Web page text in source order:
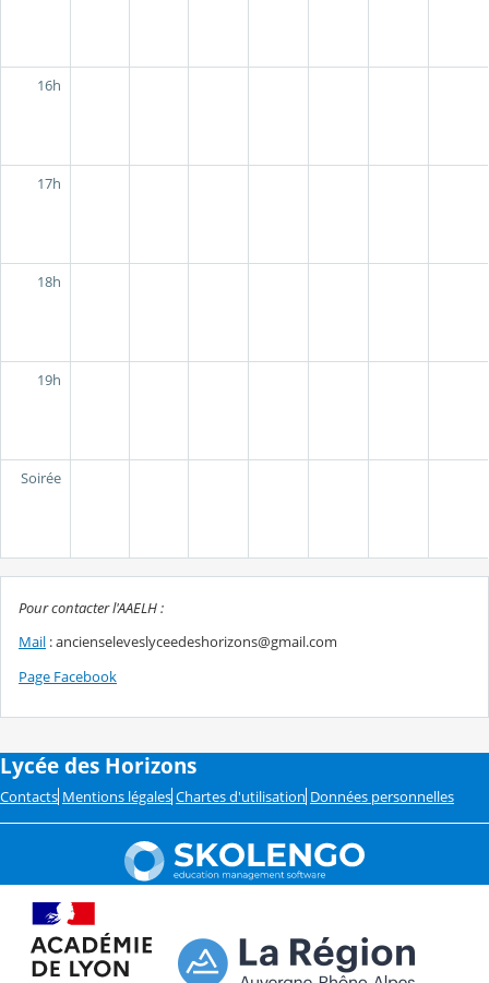
16h
17h
18h
19h
Soirée
Pour contacter l'AAELH :
Mail : ancienseleveslyceedeshorizons@gmail.com
Page Facebook
Lycée des Horizons
Contacts Mentions légales Chartes d'utilisation Données personnelles